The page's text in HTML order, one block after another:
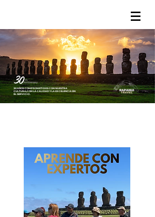
30 AÑOS COMPROMETIDOS CON NUESTRA
CULTURA,CON LA CALIDAD Y LA EXCELENCIAEN
EL SERVICIO .